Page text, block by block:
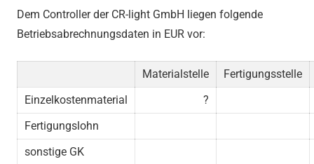
Dem Controller der CR-light GmbH liegen folgende
Betriebsabrechnungsdaten in EUR vor:
Materialstelle
Fertigungsstelle
Einzelkostenmaterial
?
Fertigungslohn
sonstige GK